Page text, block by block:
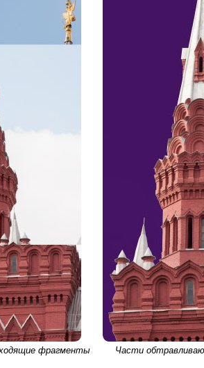
фрагменты Части